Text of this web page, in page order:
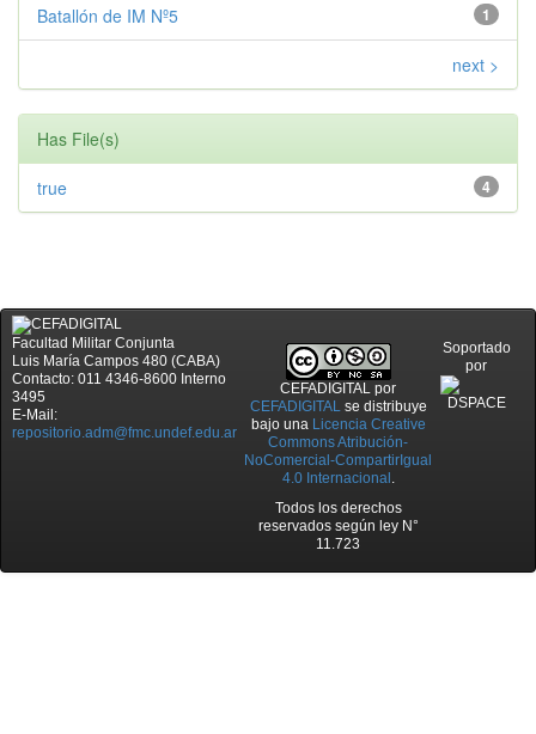
1
Batallón de IM Nº5
next >
Has File(s)
4
true
Facultad Militar Conjunta
Luis María Campos 480 (CABA)
Contacto: 011 4346-8600 Interno
3495
E-Mail:
repositorio.adm@fmc.undef.edu.ar
CEFADIGITAL por
CEFADIGITALse distribuye
bajo una Licencia Creative
Commons Atribución-
NoComercial-CompartirIgual
4.0 Internacional .
Todos los derechos
reservados según ley N°
11.723
Soportado
por